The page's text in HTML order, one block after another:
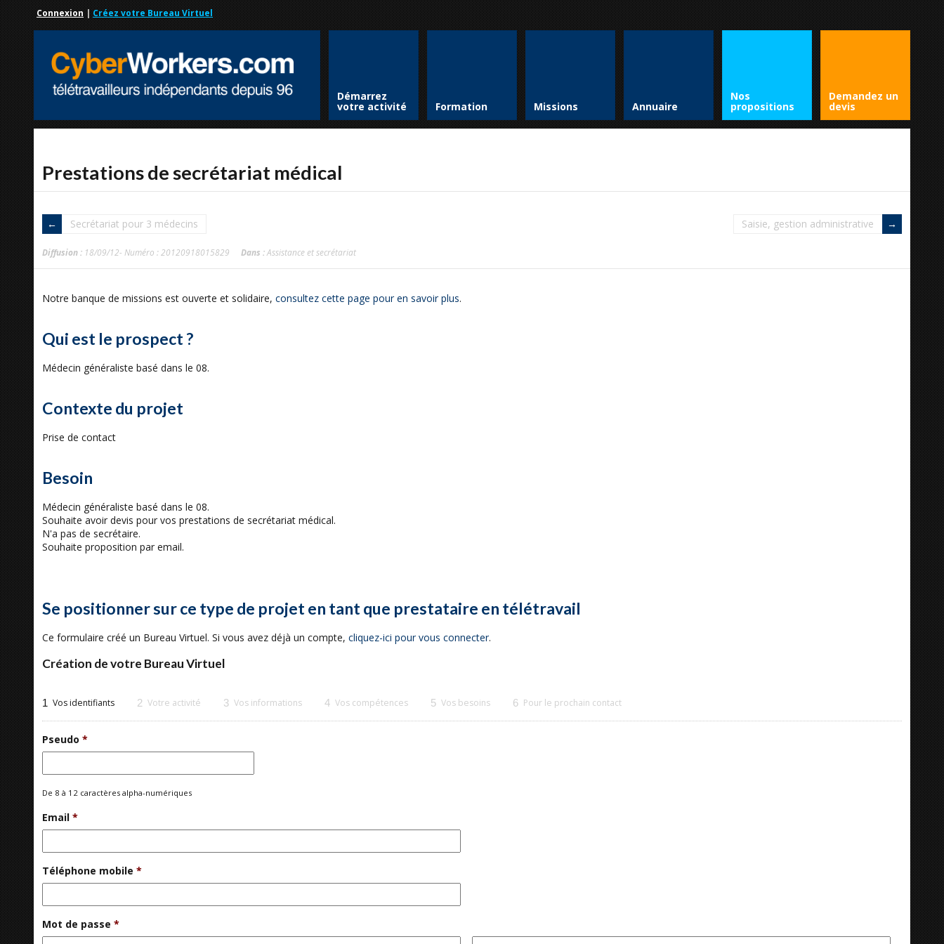
Connexion | Créez votre Bureau Virtuel
Démarrez
votre activité Formation Missions Annuaire
Nos
propositions
Demandez un
devis
Prestations de secrétariat médical
Secrétariat pour 3 médecins Saisie, gestion administrative
Diffusion : 18/09/12- Numéro : 20120918015829 Dans :Assistance et secrétariat
Notre banque de missions est ouverte et solidaire, consultez cette page pour en savoir plus.
Qui est le prospect ?
Médecin généraliste basé dans le 08.
Contexte du projet
Prise de contact
Besoin
Médecin généraliste basé dans le 08.
Souhaite avoir devis pour vos prestations de secrétariat médical.
N'a pas de secrétaire.
Souhaite proposition par email.
Se positionner sur ce type de projet en tant que prestataire en télétravail
Ce formulaire créé un Bureau Virtuel. Si vous avez déjà un compte, cliquez-ici pour vous connecter.
Création de votre Bureau Virtuel
1 Vos identifiants 2 Votre activité 3 Vos informations 4 Vos compétences 5 Vos besoins 6 Pour le prochain contact
Pseudo *
De 8 à 12 caractères alpha-numériques
Email *
Téléphone mobile *
Mot de passe *